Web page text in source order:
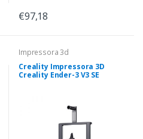
€97,18
Impressora 3d
Creality Impressora 3D
Creality Ender-3 V3 SE